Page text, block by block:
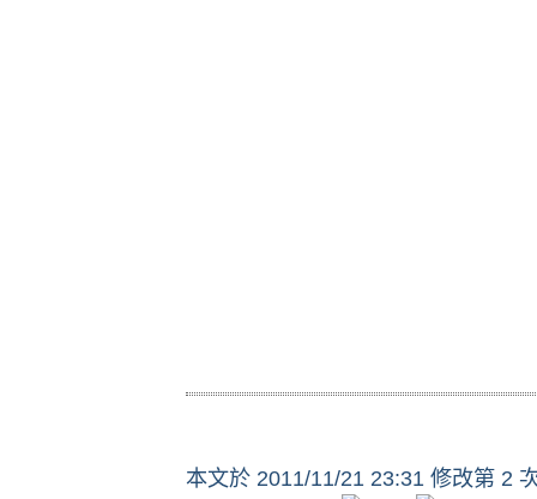
本文於 2011/11/21 23:31 修改第 2